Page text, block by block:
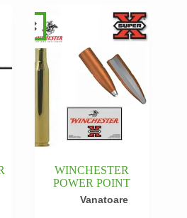
WINCHESTER
POWER POINT
Vanatoare